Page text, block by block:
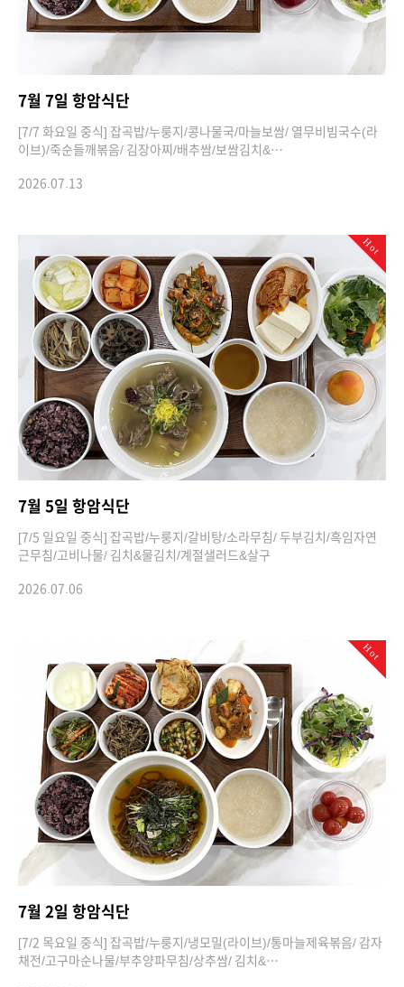
7월 7일 항암식단
[7/7 화요일 중식] 잡곡밥/누룽지/콩나물국/마늘보쌈/ 열무비빔국수(라
이브)/죽순들깨볶음/ 김장아찌/배추쌈/보쌈김치&…
2026.07.13
Hot
7월 5일 항암식단
[7/5 일요일 중식] 잡곡밥/누룽지/갈비탕/소라무침/ 두부김치/흑임자연
근무침/고비나물/ 김치&물김치/계절샐러드&살구
2026.07.06
Hot
7월 2일 항암식단
[7/2 목요일 중식] 잡곡밥/누룽지/냉모밀(라이브)/통마늘제육볶음/ 감자
채전/고구마순나물/부추양파무침/상추쌈/ 김치&…